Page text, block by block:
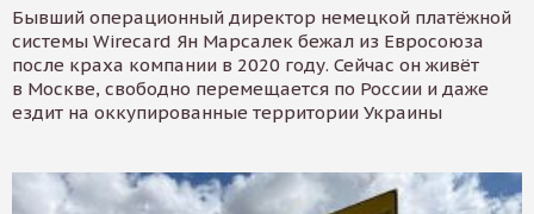
Бывший операционный директор немецкой платёжной
системы Wirecard Ян Марсалек бежал из Евросоюза
после краха компании в 2020 году. Сейчас он живёт
в Москве, свободно перемещается по России и даже
ездит на оккупированные территории Украины